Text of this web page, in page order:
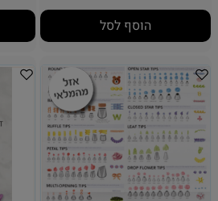
הוסף לסל